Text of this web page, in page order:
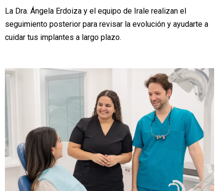
La Dra. Ángela Erdoiza y el equipo de Irale realizan el
seguimiento posterior para revisar la evolución y ayudarte a
cuidar tus implantes a largo plazo.